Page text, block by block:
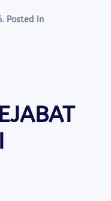
. Posted in